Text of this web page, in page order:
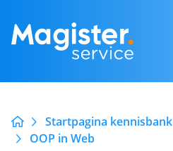
Startpagina kennisbank
OOP in Web